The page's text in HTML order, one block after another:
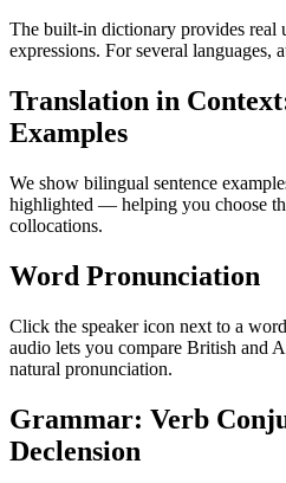
The built-in dictionary provides real
expressions. For several languages,
Translation in
Examples
We show bilingual sentence
highlighted — helping you choose
collocations.
Word Pronunciation
Click the speaker icon next to a
audio lets you compare British and
natural pronunciation.
Grammar: Verb
Declension